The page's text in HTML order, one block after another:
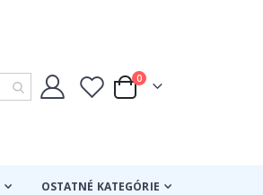
Cart
0položky
OSTATNÉ KATEGÓRIE